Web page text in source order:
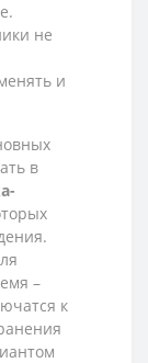
не
и
в
–
к